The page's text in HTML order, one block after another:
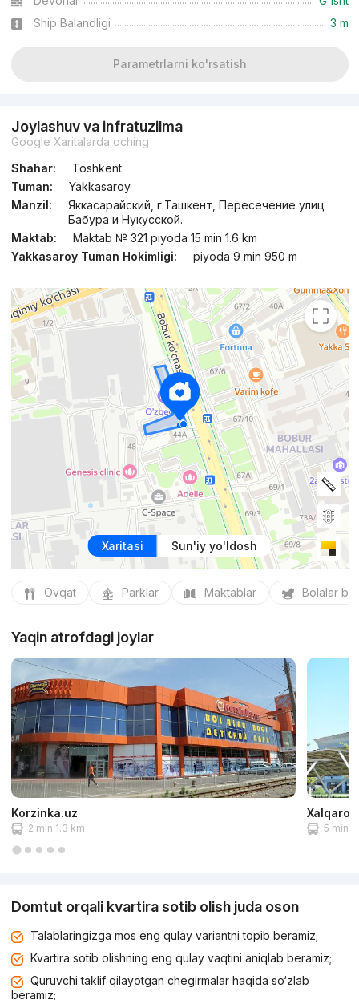
Ship Balandligi
3 m
Parametrlarni ko'rsatish
Joylashuv va infratuzilma
Google Xaritalarda oching
Shahar:
Toshkent
Tuman:
Yakkasaroy
Manzil:
Яккасарайский, г.Ташкент, Пересечение улиц
Бабура и Нукусской.
Maktab:
Maktab № 321 piyoda 15 min 1.6 km
Yakkasaroy Tuman Hokimligi:
piyoda 9 min 950 m
Xaritasi Sun'iy yo'ldosh
Ovqat Parklar Maktablar Bolalar
Yaqin atrofdagi joylar
Korzinka.uz
2 min 1.3 km
Xalqaro
5 min
Domtut orqali kvartira sotib olish juda oson
Talablaringizga mos eng qulay variantni topib beramiz;
Kvartira sotib olishning eng qulay vaqtini aniqlab beramiz;
Quruvchi taklif qilayotgan chegirmalar haqida so‘zlab
beramiz;